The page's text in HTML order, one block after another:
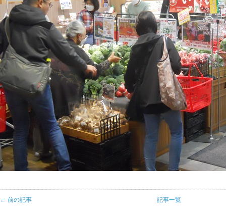
← 前の記事 記事一覧